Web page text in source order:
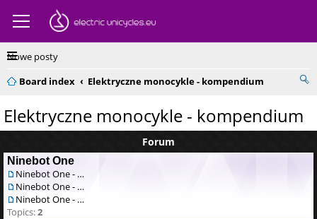
Nowe posty
Board index
Elektryczne monocykle - kompendium
Elektryczne monocykle - kompendium
Forum
Ninebot One
Ninebot One - Ogólne
Ninebot One - Naprawa / serwis
Ninebot One - Oprogramowanie
Topics:2